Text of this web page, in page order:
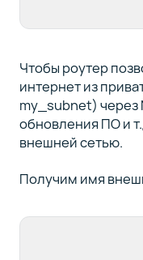
Чтобы роутер
интернет из
my_subnet) через
обновления ПО и
внешней сетью.
Получим имя